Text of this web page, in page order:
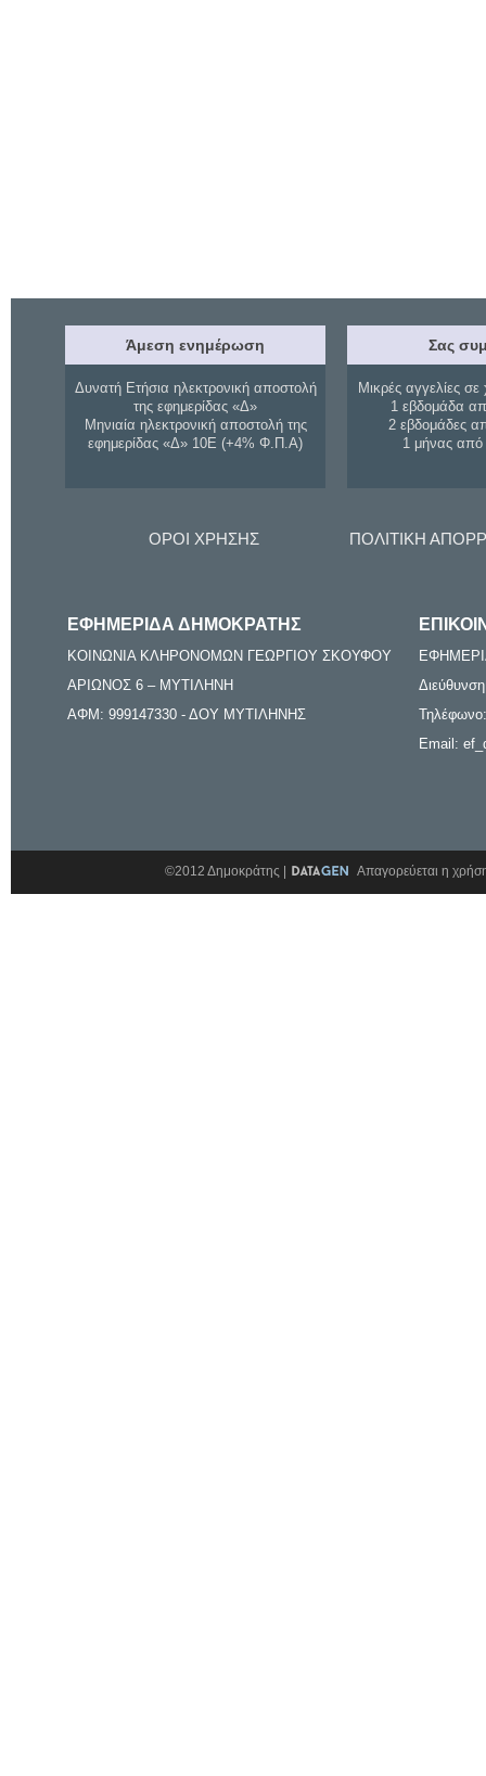
Άμεση ενημέρωση
Δυνατή Ετήσια ηλεκτρονική αποστολή
της εφημερίδας «Δ»
Μηνιαία ηλεκτρονική αποστολή της
εφημερίδας «Δ» 10Ε (+4% Φ.Π.Α)
Σας
Μικρές αγγελίες σε
1 εβδομάδα
2 εβδομάδες
1 μήνας
ΟΡΟΙ ΧΡΗΣΗΣ ΠΟΛΙΤΙΚΗ
ΕΦΗΜΕΡΙΔΑ ΔΗΜΟΚΡΑΤΗΣ
ΚΟΙΝΩΝΙΑ ΚΛΗΡΟΝΟΜΩΝ ΓΕΩΡΓΙΟΥ ΣΚΟΥΦΟΥ
ΑΡΙΩΝΟΣ 6 – ΜΥΤΙΛΗΝΗ
ΑΦΜ: 999147330 - ΔΟΥ ΜΥΤΙΛΗΝΗΣ
Email:
©2012 Δημοκράτης | Απαγορεύεται η